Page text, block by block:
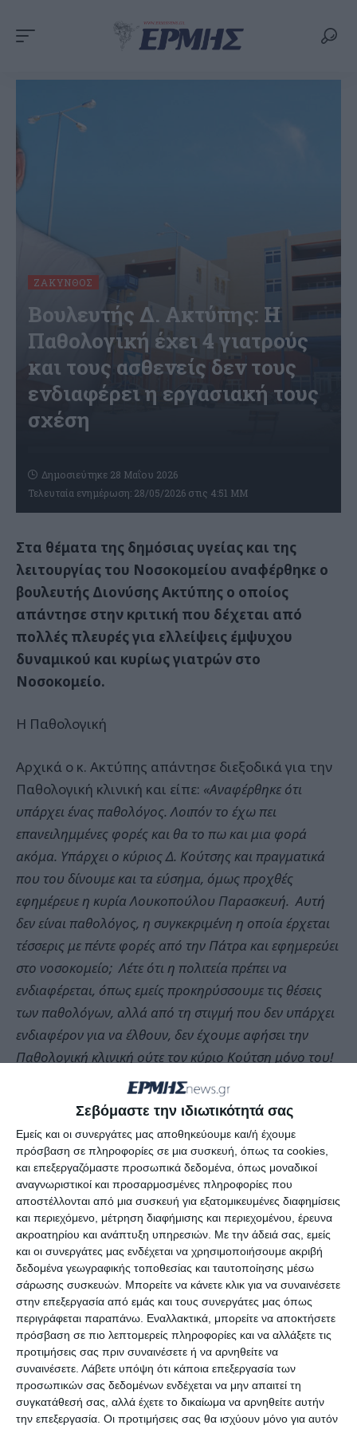
Σεβόμαστε την ιδιωτικότητά σας
Εμείς και οι συνεργάτες μας αποθηκεύουμε και/ή έχουμε
πρόσβαση σε πληροφορίες σε μια συσκευή, όπως τα cookies,
και επεξεργαζόμαστε προσωπικά δεδομένα, όπως μοναδικοί
αναγνωριστικοί και προσαρμοσμένες πληροφορίες που
αποστέλλονται από μια συσκευή για εξατομικευμένες διαφημίσεις
και περιεχόμενο, μέτρηση διαφήμισης και περιεχομένου, έρευνα
ακροατηρίου και ανάπτυξη υπηρεσιών. Με την άδειά σας, εμείς
και οι συνεργάτες μας ενδέχεται να χρησιμοποιήσουμε ακριβή
δεδομένα γεωγραφικής τοποθεσίας και ταυτοποίησης μέσω
σάρωσης συσκευών. Μπορείτε να κάνετε κλικ για να συναινέσετε
στην επεξεργασία από εμάς και τους συνεργάτες μας όπως
περιγράφεται παραπάνω. Εναλλακτικά, μπορείτε να αποκτήσετε
πρόσβαση σε πιο λεπτομερείς πληροφορίες και να αλλάξετε τις
προτιμήσεις σας πριν συναινέσετε ή να αρνηθείτε να
συναινέσετε. Λάβετε υπόψη ότι κάποια επεξεργασία των
προσωπικών σας δεδομένων ενδέχεται να μην απαιτεί τη
συγκατάθεσή σας, αλλά έχετε το δικαίωμα να αρνηθείτε αυτήν
την επεξεργασία. Οι προτιμήσεις σας θα ισχύουν μόνο για αυτόν
ΖΆΚΥΝΘΟΣ
Βουλευτής Δ. Ακτύπης: Η
Παθολογική έχει 4 γιατρούς
και τους ασθενείς δεν τους
ενδιαφέρει η εργασιακή τους
σχέση
Τελευταία ενημέρωση: 28/05/2026 στις 4:51 ΜΜ
Δημοσιεύτηκε 28 Μαΐου 2026
Στα θέματα της δημόσιας υγείας και της
λειτουργίας του Νοσοκομείου αναφέρθηκε ο
βουλευτής Διονύσης Ακτύπης ο οποίος
απάντησε στην κριτική που δέχεται από
πολλές πλευρές για ελλείψεις έμψυχου
δυναμικού και κυρίως γιατρών στο
Νοσοκομείο.
Η Παθολογική
Αρχικά ο κ. Ακτύπης απάντησε διεξοδικά για την
Παθολογική κλινική και είπε: «Αναφέρθηκε ότι
υπάρχει ένας παθολόγος. Λοιπόν το έχω πει
επανειλημμένες φορές και θα το πω και μια φορά
ακόμα. Υπάρχει ο κύριος Δ. Κούτσης και πραγματικά
που του δίνουμε και τα εύσημα, όμως προχθές
εφημέρευε η κυρία Λουκοπούλου Παρασκευή. Αυτή
δεν είναι παθολόγος, η συγκεκριμένη η οποία έρχεται
τέσσερις με πέντε φορές από την Πάτρα και εφημερεύει
στο νοσοκομείο; Λέτε ότι η πολιτεία πρέπει να
ενδιαφέρεται, όπως εμείς προκηρύσσουμε τις θέσεις
των παθολόγων, αλλά από τη στιγμή που δεν υπάρχει
ενδιαφέρον για να έλθουν, δεν έχουμε αφήσει την
Παθολογική κλινική ούτε τον κύριο Κούτση μόνο του!
Έχουμε τέσσερις παθολόγους και είναι ο κύριος
Κούτσης Δημήτρης, είναι η κυρία Δρύνη, είναι η κυρία
Μαντέλη και είναι και η κυρία Λουκοπούλου, είναι
τέσσερις παθολόγοι, με διαφορετικές σχέσεις εργασίας
ο καθένας.
Ο κύριος Κούτσης είναι μόνιμος, η κυρία Δρύνη είναι
μόνιμη στο Κέντρο Υγείας της Καλλιθέας και έχει
αποσπαστεί στο Νοσοκομείο, η κυρία Μαντέλη ήταν
πρώην διευθύντρια της Παθολογικής κλινικής και
σήμερα εργάζεται ως ιδιώτης με μπλοκάκι και η κυρία
Λουκοπούλου είναι παθολόγος από τον Άγιο Αντρέα
από την Πάτρα η οποία έρχεται και ενισχύει τις
εφημερίες μας στο νοσοκομείο στους παθολόγους 4 με
5 φορές στο μήνα.